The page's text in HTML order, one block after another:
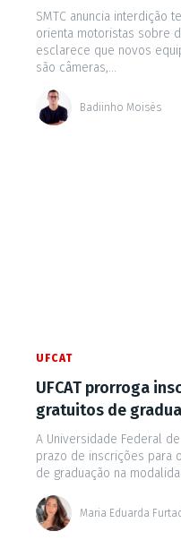
SMTC anuncia interdição
orienta motoristas sobre
esclarece que novos
são câmeras,...
Badiinho Moisés
UFCAT
UFCAT prorroga
gratuitos de
A Universidade Federal
prazo de inscrições para
de graduação na
Maria Eduarda